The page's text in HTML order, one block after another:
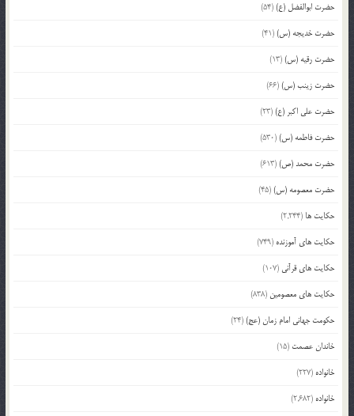
حضرت ابوالفضل (ع)(54)
حضرت خدیجه (س)(41)
حضرت رقیه (س)(13)
حضرت زینب (س)(66)
حضرت علی اکبر (ع)(23)
حضرت فاطمه (س)(530)
حضرت محمد (ص)(613)
حضرت معصومه (س)(45)
حکایت ها (2,244)
حکایت های آموزنده (749)
حکایت های قرآنی (107)
حکایت های معصومین (838)
حکومت جهانی امام زمان (عج)(24)
خاندان عصمت (15)
خانواده (227)
خانواده (2,682)